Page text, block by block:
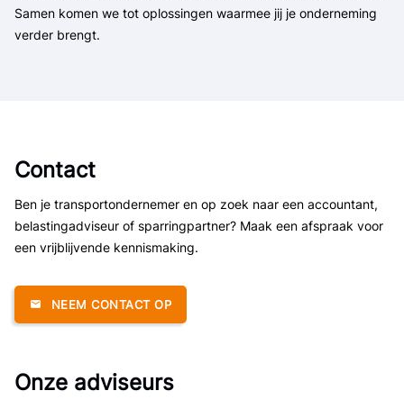
Samen komen we tot oplossingen waarmee jij je onderneming
verder brengt.
Contact
Ben je transportondernemer en op zoek naar een accountant,
belastingadviseur of sparringpartner? Maak een afspraak voor
een vrijblijvende kennismaking.
NEEM CONTACT OP
Onze adviseurs